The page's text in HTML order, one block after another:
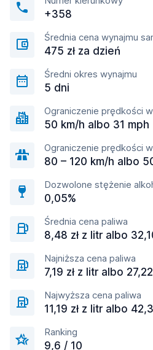
+358
Średnia cena wynajmu
475 zł za dzień
Średni okres wynajmu
5 dni
Ograniczenie prędkości
50 km/h albo 31 mph
Ograniczenie prędkości
80 – 120 km/h albo
Dozwolone stężenie
0,05%
Średnia cena paliwa
8,48 zł z litr albo
Najniższa cena paliwa
7,19 zł z litr albo
Najwyższa cena paliwa
11,19 zł z litr albo
Ranking
9,6 / 10